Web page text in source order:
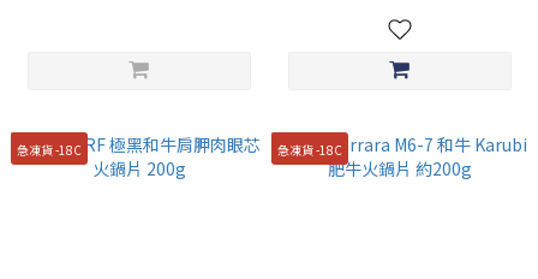
急凍貨 -18C 急凍貨 -18C